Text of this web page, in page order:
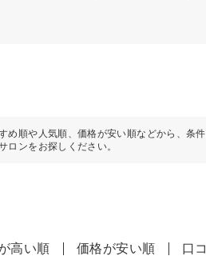
め順や人気順、価格が安い順などから、条
ロンをお探しください。
高い順 価格が安い順 口